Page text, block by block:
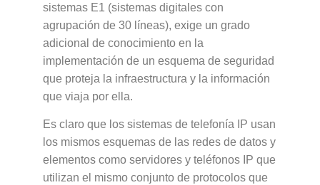
sistemas E1 (sistemas digitales con
agrupación de 30 líneas), exige un grado
adicional de conocimiento en la
implementación de un esquema de seguridad
que proteja la infraestructura y la información
que viaja por ella.
Es claro que los sistemas de telefonía IP usan
los mismos esquemas de las redes de datos y
elementos como servidores y teléfonos IP que
utilizan el mismo conjunto de protocolos que